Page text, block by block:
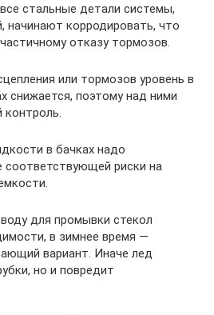
стальные детали системы,
начинают корродировать, что
отказу тормозов.
или тормозов уровень в
снижается, поэтому над ними
в бачках надо
риски на
для промывки стекол
в зимнее время —
вариант. Иначе лед
но и повредит